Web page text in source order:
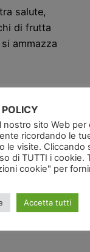
salute,
di frutta
ammazza
go
nostro sito Web per
ricordando le
le visite. Cliccando
di TUTTI i cookie.
cookie" per
Accetta tutti